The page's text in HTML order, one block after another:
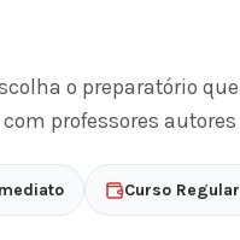
o preparatório
professores
Curso